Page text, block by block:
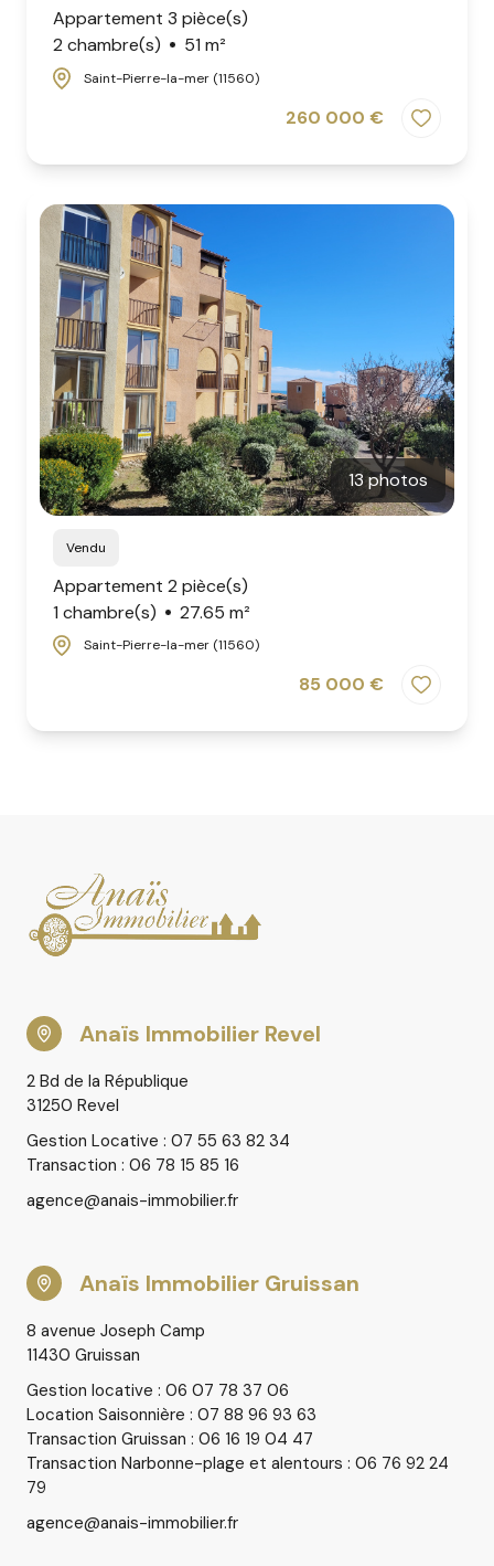
Appartement 3 pièce(s)
2 chambre(s)
51 m²
Saint-Pierre-la-mer (11560)
260 000 €
13 photos
Vendu
Appartement 2 pièce(s)
1 chambre(s)
27.65 m²
Saint-Pierre-la-mer (11560)
85 000 €
Anaïs Immobilier Revel
2 Bd de la République
31250 Revel
Gestion Locative : 07 55 63 82 34
Transaction : 06 78 15 85 16
agence@anais-immobilier.fr
Anaïs Immobilier Gruissan
8 avenue Joseph Camp
11430 Gruissan
Gestion locative : 06 07 78 37 06
Location Saisonnière : 07 88 96 93 63
Transaction Gruissan : 06 16 19 04 47
Transaction Narbonne-plage et alentours : 06 76 92 24
79
agence@anais-immobilier.fr